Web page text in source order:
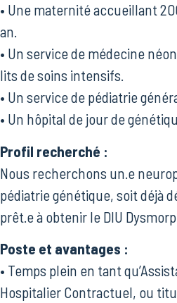
• Une maternité accueillant
an.
• Un service de médecine
lits de soins intensifs.
• Un service de pédiatrie
• Un hôpital de jour de
Profil recherché :
Nous recherchons un.e
pédiatrie génétique, soit déjà
prêt.e à obtenir le DIU
Poste et avantages :
• Temps plein en tant
Hospitalier Contractuel, ou